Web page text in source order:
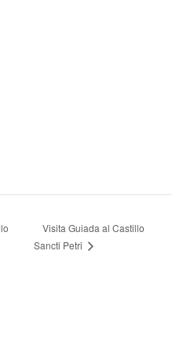
Visita Guiada al Castillo
Sancti Petri